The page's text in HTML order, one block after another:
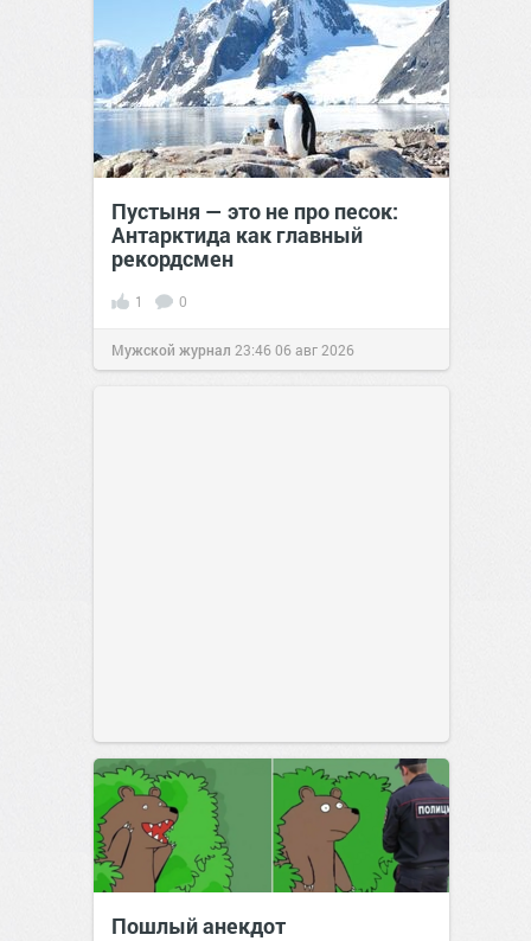
Пустыня — это не про песок:
Антарктида как главный
рекордсмен
1 0
Мужской журнал 23:4606 авг 2026
Пошлый анекдот